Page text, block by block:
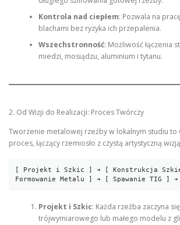
Kontrola nad ciepłem: Pozwala na
blachami bez ryzyka ich przepalenia.
Wszechstronność: Możliwość łączenia
miedzi, mosiądzu, aluminium i tytanu.
2. Od Wizji do Realizacji: Proces Twórczy
Tworzenie metalowej rzeźby w lokalnym studiu
proces, łączący rzemiosło z czystą artystyczną
[ Projekt i Szkic ] ➔ [ Konstrukcja
Projekt i Szkic: Każda rzeźba zaczyna
trójwymiarowego lub małego modelu z